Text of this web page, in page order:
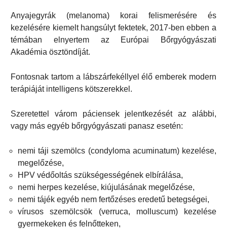
Anyajegyrák (melanoma) korai felismerésére és
kezelésére kiemelt hangsúlyt fektetek, 2017-ben ebben a
témában elnyertem az Európai Bőrgyógyászati
Akadémia ösztöndíját.
Fontosnak tartom a lábszárfekéllyel élő emberek modern
terápiáját intelligens kötszerekkel.
Szeretettel várom páciensek jelentkezését az alábbi,
vagy más egyéb bőrgyógyászati panasz esetén:
nemi táji szemölcs (condyloma acuminatum) kezelése,
megelőzése,
HPV védőoltás szükségességének elbírálása,
nemi herpes kezelése, kiújulásának megelőzése,
nemi tájék egyéb nem fertőzéses eredetű betegségei,
vírusos szemölcsök (verruca, molluscum) kezelése
gyermekeken és felnőtteken,